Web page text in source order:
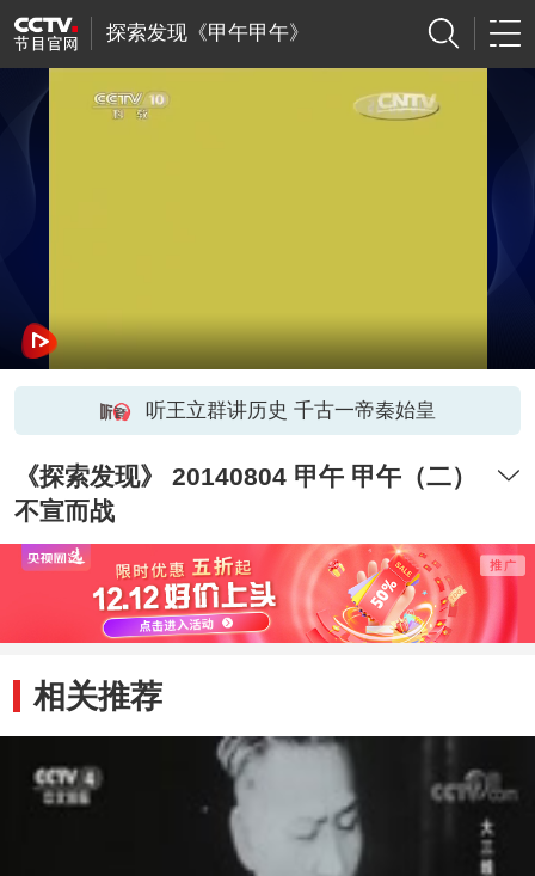
探索发现《甲午甲午》
听王立群讲历史 千古一帝秦始皇
《探索发现》 20140804 甲午 甲午（二）
不宣而战
相关推荐